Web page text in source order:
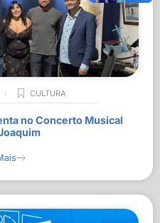
CULTURA
no Concerto Musical